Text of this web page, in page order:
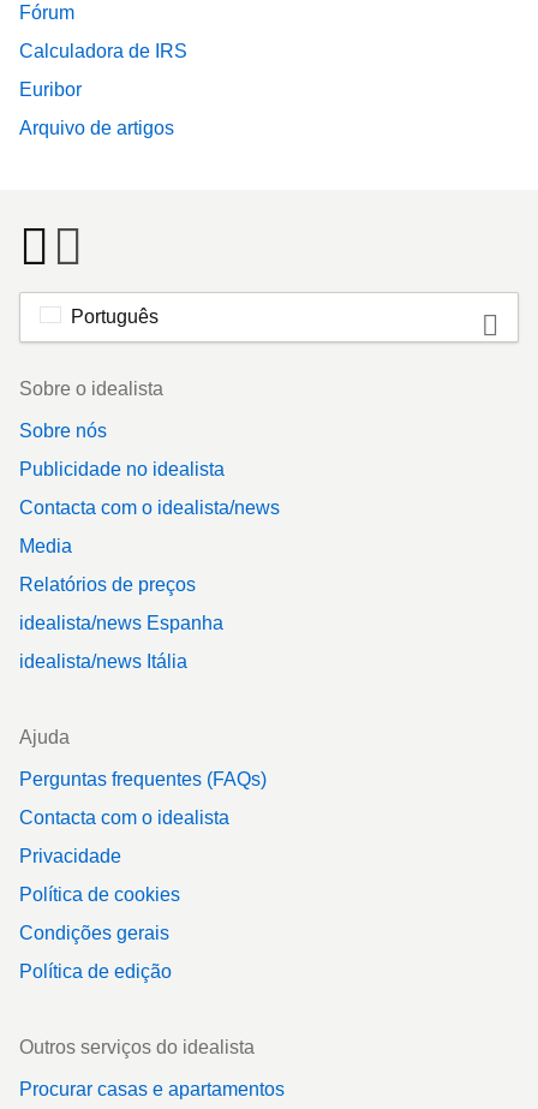
Fórum
Calculadora de IRS
Euribor
Arquivo de artigos
Português
Footer
Sobre o idealista
Sobre nós
Publicidade no idealista
Contacta com o idealista/news
Media
Relatórios de preços
idealista/news Espanha
idealista/news Itália
Ajuda
Perguntas frequentes (FAQs)
Contacta com o idealista
Privacidade
Política de cookies
Condições gerais
Política de edição
Outros serviços do idealista
Procurar casas e apartamentos